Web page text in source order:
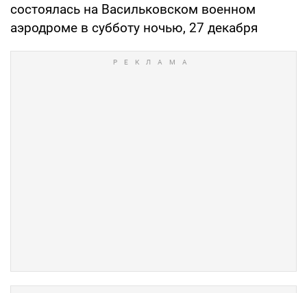
состоялась на Васильковском военном
аэродроме в субботу ночью, 27 декабря